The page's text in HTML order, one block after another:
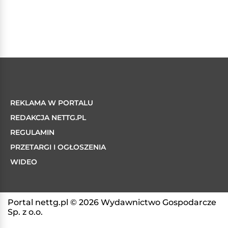
REKLAMA W PORTALU
REDAKCJA NETTG.PL
REGULAMIN
PRZETARGI I OGŁOSZENIA
WIDEO
Portal nettg.pl © 2026 Wydawnictwo Gospodarcze
Sp. z o.o.